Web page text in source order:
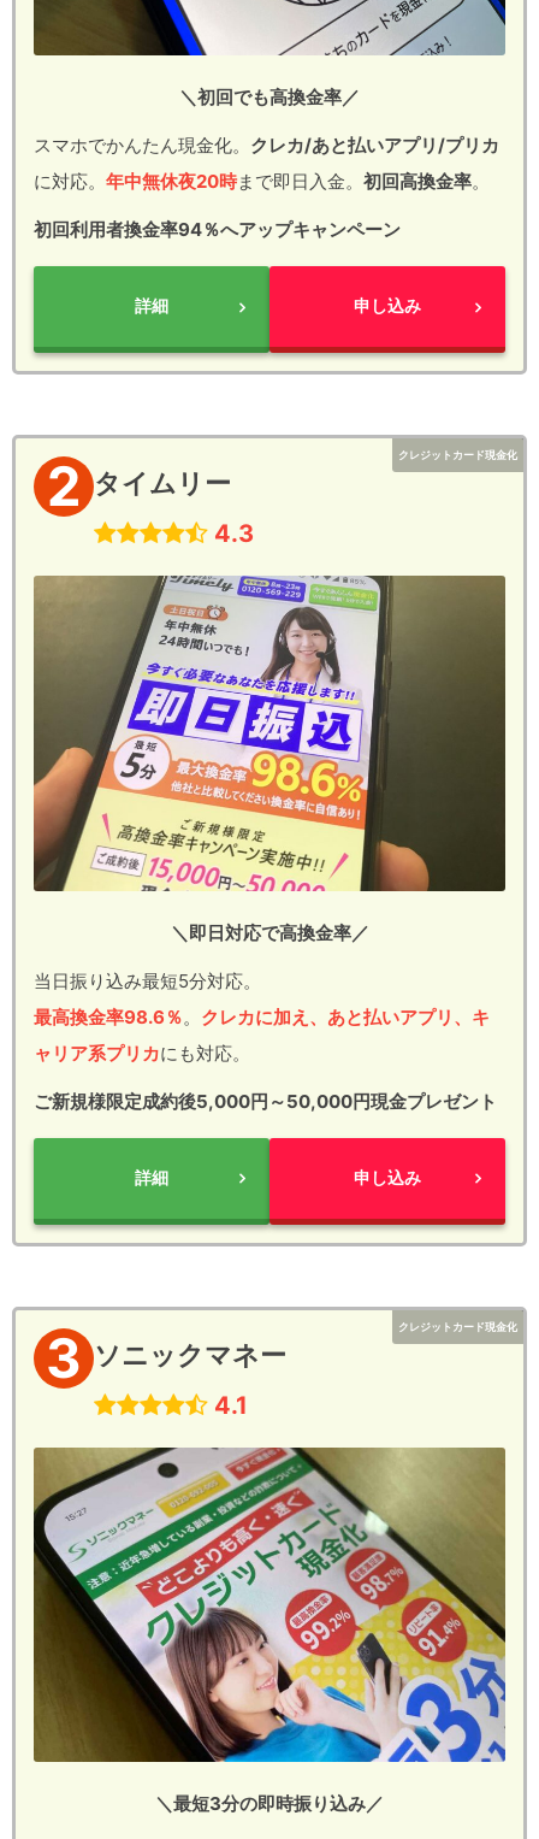
＼初回でも高換金率／
スマホでかんたん現金化。 クレカ/あと払いアプリ/プリカ
に対応。 年中無休夜20時まで即日入金。 初回高換金率。
初回利用者換金率94％へアップキャンペーン
詳細 申し込み
クレジットカード現金化
2 タイムリー
4.3
＼即日対応で高換金率／
当日振り込み最短5分対応。
最高換金率98.6％。 クレカに加え、あと払いアプリ、キ
ャリア系プリカにも対応。
ご新規様限定成約後5,000円～50,000円現金プレゼント
詳細 申し込み
クレジットカード現金化
3 ソニックマネー
4.1
＼最短3分の即時振り込み／